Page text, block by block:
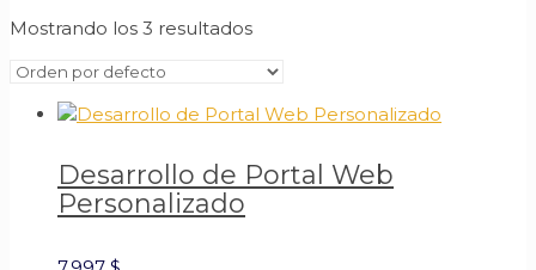
Mostrando los 3 resultados
Desarrollo de Portal Web
Personalizado